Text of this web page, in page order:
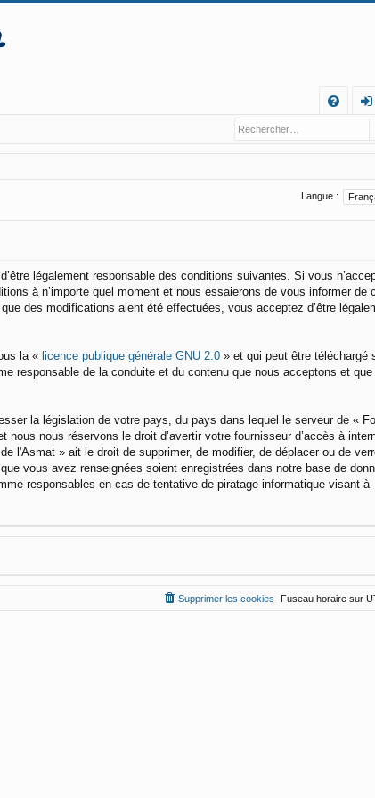
Q
n
ne
Langue :
légalement responsable des conditions suivantes. Si vous
à n’importe quel moment et nous essaierons de vous informer de
des modifications aient été effectuées, vous acceptez d’être
la « licence publique générale GNU 2.0 » et qui peut être téléchargé
responsable de la conduite et du contenu que nous acceptons et que
la législation de votre pays, du pays dans lequel le serveur de «
nous réservons le droit d’avertir votre fournisseur d’accès à
l'Asmat » ait le droit de supprimer, de modifier, de déplacer ou de
vous avez renseignées soient enregistrées dans notre base de
responsables en cas de tentative de piratage informatique visant à
Fuseau horaire sur
Supprimer les cookies